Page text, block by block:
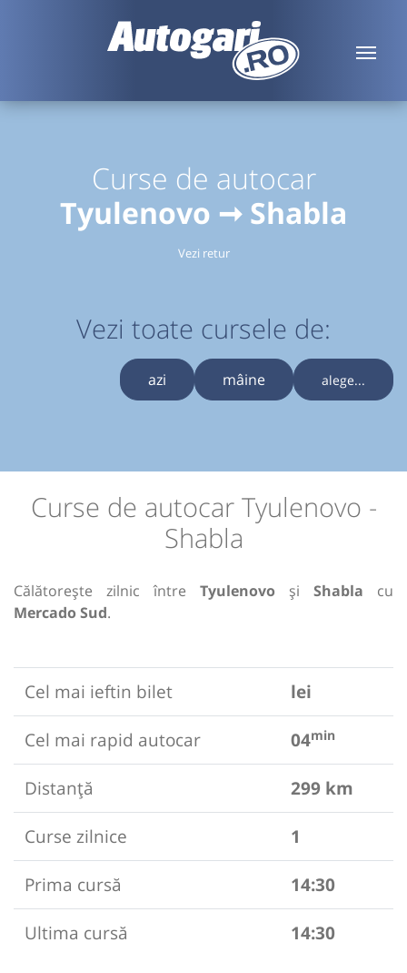
Curse de autocar
Tyulenovo ➞ Shabla
Vezi retur
Vezi toate cursele de:
azi mâine alege...
Curse de autocar Tyulenovo -
Shabla
Călătorește zilnic între Tyulenovo și Shabla cu
Mercado Sud.
Cel mai ieftin bilet
lei
Cel mai rapid autocar
04min
Distanță
299 km
Curse zilnice
1
Prima cursă
14:30
Ultima cursă
14:30